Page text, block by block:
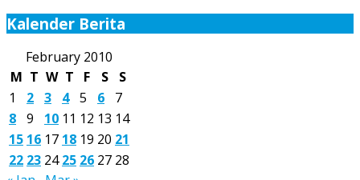
Kalender Berita
February 2010
M T W T F S
S
1
2 3 4 5 6
7
8 9 10 11 12 13 14
15 16 17 18 19 20 21
22 23 24 25 26 27 28